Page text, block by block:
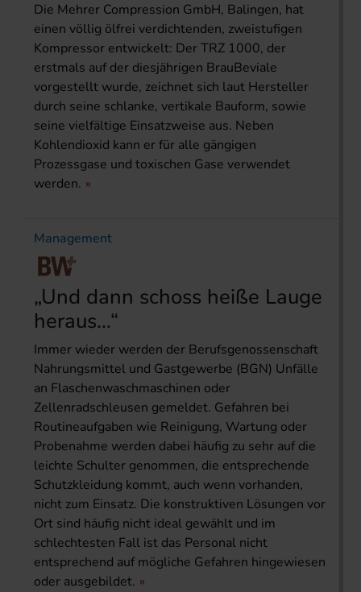
Die Mehrer Compression GmbH, Balingen, hat
einen völlig ölfrei verdichtenden, zweistufigen
Kompressor entwickelt: Der TRZ 1000, der
erstmals auf der diesjährigen BrauBeviale
vorgestellt wurde, zeichnet sich laut Hersteller
durch seine schlanke, vertikale Bauform, sowie
seine vielfältige Einsatzweise aus. Neben
Kohlendioxid kann er für alle gängigen
Prozessgase und toxischen Gase verwendet
werden.
Management
„Und dann schoss heiße Lauge
heraus…“
Immer wieder werden der Berufsgenossenschaft
Nahrungsmittel und Gastgewerbe (BGN) Unfälle
an Flaschenwaschmaschinen oder
Zellenradschleusen gemeldet. Gefahren bei
Routineaufgaben wie Reinigung, Wartung oder
Probenahme werden dabei häufig zu sehr auf die
leichte Schulter genommen, die entsprechende
Schutzkleidung kommt, auch wenn vorhanden,
nicht zum Einsatz. Die konstruktiven Lösungen vor
Ort sind häufig nicht ideal gewählt und im
schlechtesten Fall ist das Personal nicht
entsprechend auf mögliche Gefahren hingewiesen
oder ausgebildet.